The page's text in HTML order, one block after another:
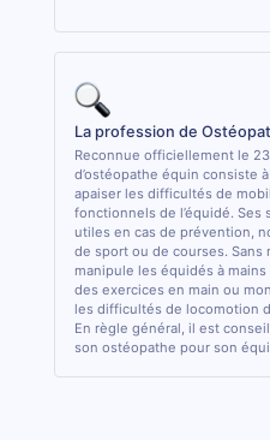
La profession de
Reconnue officiellement le
d’ostéopathe équin consiste
apaiser les difficultés de
fonctionnels de l’équidé.
utiles en cas de prévention,
de sport ou de courses. Sans
manipule les équidés à
des exercices en main ou
les difficultés de locomotion
En règle général, il est
son ostéopathe pour son